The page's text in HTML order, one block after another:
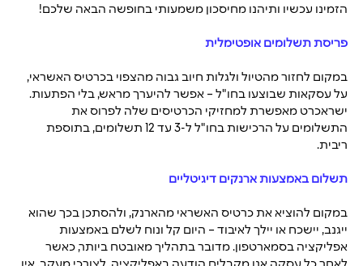
הזמינו עכשיו ותיהנו מחיסכון משמעותי בחופשה הבאה שלכם!
פריסת תשלומים אופטימלית
במקום לחזור מהטיול ולגלות חיוב גבוה מהצפוי בכרטיס האשראי,
על עסקאות שבוצעו בחו"ל – אפשר להיערך מראש, בלי הפתעות.
ישראכרט מאפשרת למחזיקי הכרטיסים שלה לפרוס את
התשלומים
על הרכישות בחו"ל ל-3 עד 12 תשלומים, בתוספת
ריבית.
תשלום באמצעות ארנקים דיגיטליים
במקום להוציא את כרטיס האשראי מהארנק, ולהסתכן בכך שהוא
ייגנב, יישכח או יילך לאיבוד – היום קל ונוח לשלם באמצעות
אפליקציה בסמארטפון. מדובר בתהליך מאובטח ביותר, כאשר